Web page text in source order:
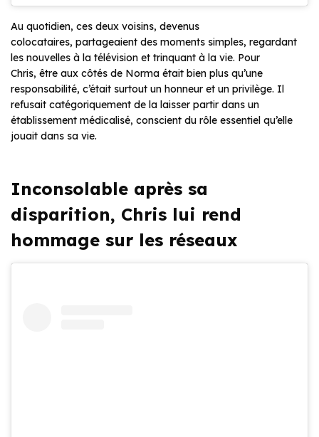
Au quotidien, ces deux voisins, devenus
colocataires, partageaient des moments simples, regardant
les nouvelles à la télévision et trinquant à la vie. Pour
Chris, être aux côtés de Norma était bien plus qu’une
responsabilité, c’était surtout un honneur et un privilège. Il
refusait catégoriquement de la laisser partir dans un
établissement médicalisé, conscient du rôle essentiel qu’elle
jouait dans sa vie.
Inconsolable après sa
disparition, Chris lui rend
hommage sur les réseaux